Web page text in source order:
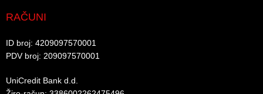
RAČUNI
ID broj: 4209097570001​
PDV broj: 209097570001 ​
UniCredit Bank d.d.​